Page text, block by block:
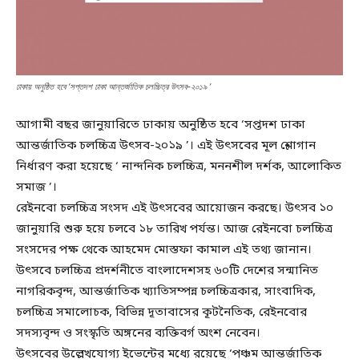
ঢাকায় অনুষ্ঠিত হবে ‘সপ্তদশ ঢাকা আন্তর্জাতিক চলচ্চিত্র উৎসব-২০১৯ ’
আগামী বছর জানুয়ারিতে ঢাকায় অনুষ্ঠিত হবে ‘সপ্তদশ ঢাকা
আন্তর্জাতিক চলচ্চিত্র উৎসব-২০১৯ ’। এই উৎসবের মূল শ্লোগান
নির্ধারণ করা হয়েছে ‘ নান্দনিক চলচ্চিত্র, মননশীল দর্শক, আলোকিত
সমাজ ’।
রেইনবো চলচ্চিত্র সংসদ এই উৎসবের আয়োজন করছে। উৎসব ১০
জানুয়ারি শুরু হয়ে চলবে ১৮ তারিখ পর্যন্ত। আজ রেইনবো চলচ্চিত্র
সংসদের পক্ষ থেকে আহমেদ মোস্তফা কামাল এই তথ্য জানান।
উৎসবে চলচ্চিত্র প্রদর্শনীতে বাংলাদেশসহ ৬০টি দেশের সন্মানিত
নাগরিকবৃন্দ, আন্তর্জাতিক খ্যাতিসম্পন্ন চলচ্চিত্রকার, সাংবাদিক,
চলচ্চিত্র সমালোচক, বিভিন্ন দূতাবাসের কূটনৈতিক, রেইনবোর
সদস্যবৃন্দ ও সংস্কৃতি অঙ্গনের ব্যক্তিবর্গ অংশ নেবেন।
উৎসবের উল্লেখযোগ্য ইভেন্টের মধ্যে রয়েছে ‘পঞ্চম আন্তর্জাতিক